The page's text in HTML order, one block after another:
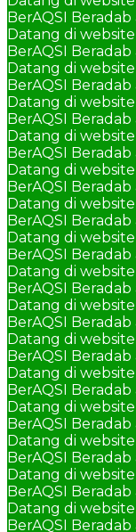
BerAQSI
Datang di
BerAQSI
Datang di
BerAQSI
Datang di
BerAQSI
Datang di
BerAQSI
Datang di
BerAQSI
Datang di
BerAQSI
Datang di
BerAQSI
Datang di
BerAQSI
Datang di
BerAQSI
Datang di
BerAQSI
Datang di
BerAQSI
Datang di
BerAQSI
Datang di
BerAQSI
Datang di
BerAQSI
Datang di
BerAQSI